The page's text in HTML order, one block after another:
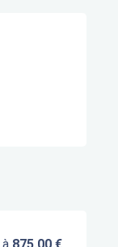
à 875,00 €